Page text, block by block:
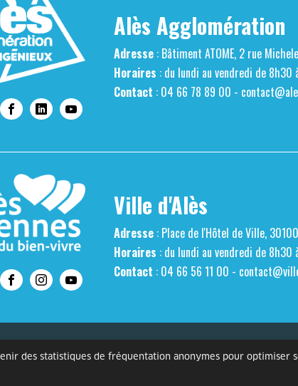
des statistiques de fréquentation anonymes pour optimiser
Alès Agglomération
Adresse: Bâtiment ATOME, 2 rue
Horaires : du lundi au vendredi de 8h30
Contact : 04 66 78 89 00 -
Ville d'Alès
Adresse: Place de l'Hôtel de Ville,
Horaires : du lundi au vendredi de 8h30
Contact : 04 66 56 11 00 -
personnelles Mentions légales Gestion des cookies